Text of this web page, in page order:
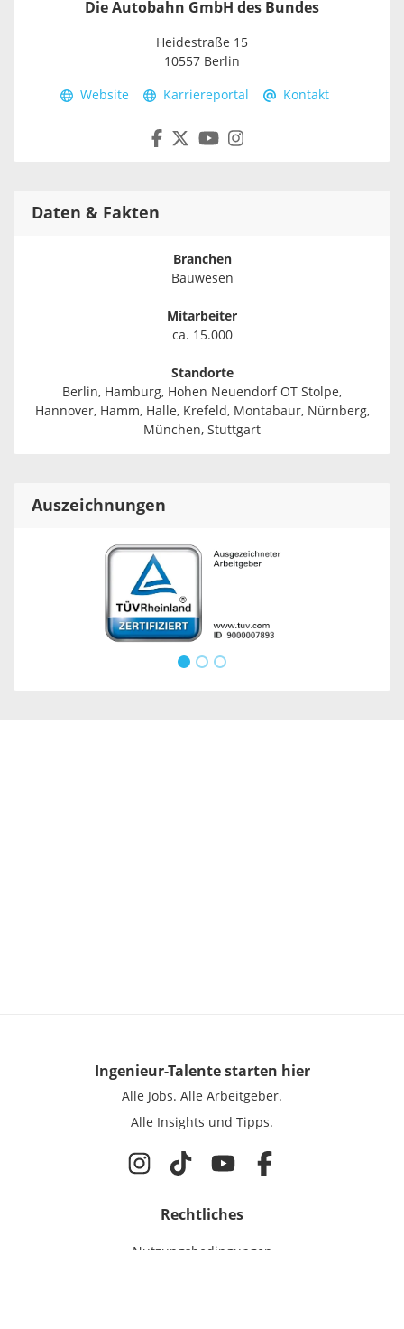
Die Autobahn GmbH des Bundes
Heidestraße 15
10557 Berlin
Website Karriereportal Kontakt
Daten & Fakten
Branchen
Bauwesen
Mitarbeiter
ca. 15.000
Standorte
Berlin, Hamburg, Hohen Neuendorf OT Stolpe,
Hannover, Hamm, Halle, Krefeld, Montabaur, Nürnberg,
München, Stuttgart
Auszeichnungen
Ingenieur-Talentestarten hier
Alle Jobs. Alle Arbeitgeber.
Alle Insights und Tipps.
Rechtliches
Nutzungsbedingungen